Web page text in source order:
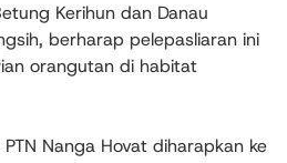
Kerihun dan Danau
berharap pelepasliaran ini
orangutan di habitat
Nanga Hovat diharapkan ke